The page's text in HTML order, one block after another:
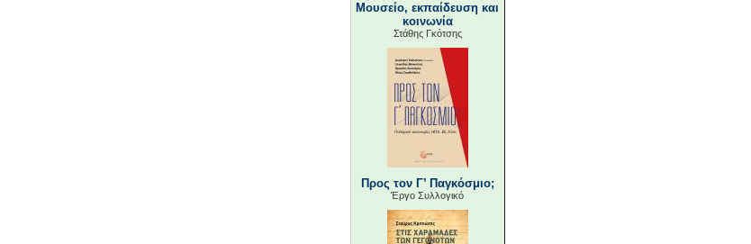
Μουσείο, εκπαίδευση και
κοινωνία
Στάθης Γκότσης
Προς τον Γ’ Παγκόσμιο;
Έργο Συλλογικό